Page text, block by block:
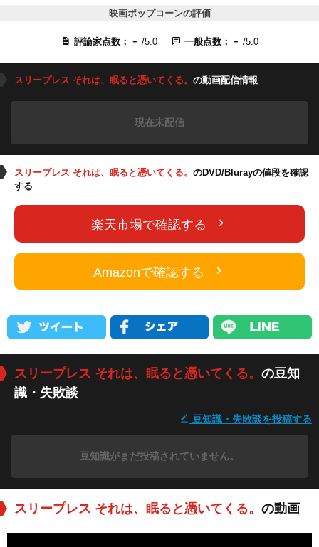
映画ポップコーンの評価
評論家点数： - /5.0 一般点数： - /5.0
スリープレス それは、眠ると憑いてくる。 の動画配信情報
現在未配信
スリープレス それは、眠ると憑いてくる。 のDVD/Blurayの値段を確認
する
楽天市場で確認する
Amazonで確認する
スリープレス それは、眠ると憑いてくる。 の豆知
識・失敗談
豆知識・失敗談を投稿する
豆知識がまだ投稿されていません。
スリープレス それは、眠ると憑いてくる。 の動画